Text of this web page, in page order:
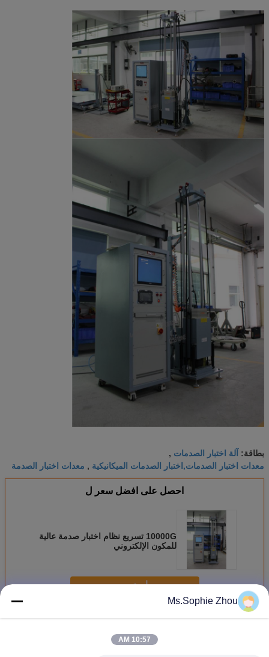
بطاقة: آلة اختبار الصدمات ,
معدات اختبار الصدمات,اختبار الصدمات الميكانيكية , معدات اختبار الصدمة
احصل على افضل سعر ل
10000G تسريع نظام اختبار صدمة عالية
للمكون الإلكتروني
استمر
أكثرنظام اختبار الصدمة
Ms.Sophie Zhou
10:57 AM